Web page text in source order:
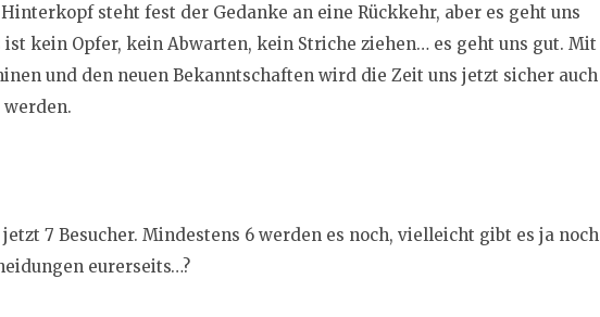
steht fest der Gedanke an eine Rückkehr, aber es geht uns
ist kein Opfer, kein Abwarten, kein Striche ziehen… es geht uns gut. Mit
und den neuen Bekanntschaften wird die Zeit uns jetzt sicher auch
7 Besucher. Mindestens 6 werden es noch, vielleicht gibt es ja noch
eurerseits…?